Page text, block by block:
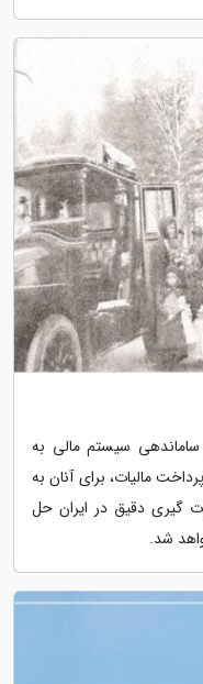
ساماندهی سیستم مالی به
مالیات، برای آنان به
گیری دقیق در ایران حل
شد.